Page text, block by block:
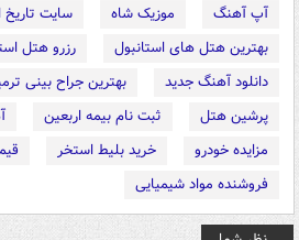
آپ آهنگ موزیک شاه
سایت تاریخ
بهترین هتل های استانبول
رزرو هتل
دانلود آهنگ جدید
بهترین جراح بینی
پرشین هتل
ثبت نام بیمه اربعین
مزایده خودرو
خرید بلیط استخر
فروشنده مواد شیمیایی